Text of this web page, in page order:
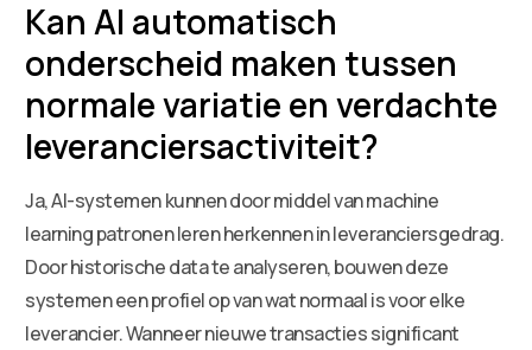
Kan AI automatisch
onderscheid maken tussen
normale variatie en verdachte
leveranciersactiviteit?
Ja, AI-systemen kunnen door middel van machine
learning patronen leren herkennen in leveranciersgedrag.
Door historische data te analyseren, bouwen deze
systemen een profiel op van wat normaal is voor elke
leverancier. Wanneer nieuwe transacties significant